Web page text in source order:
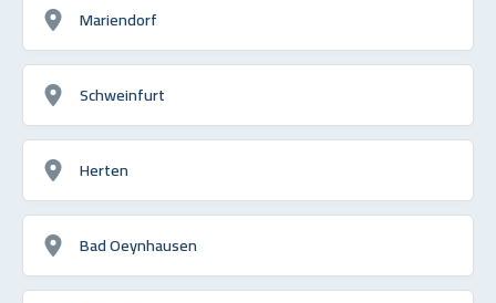
Mariendorf
Schweinfurt
Herten
Bad Oeynhausen